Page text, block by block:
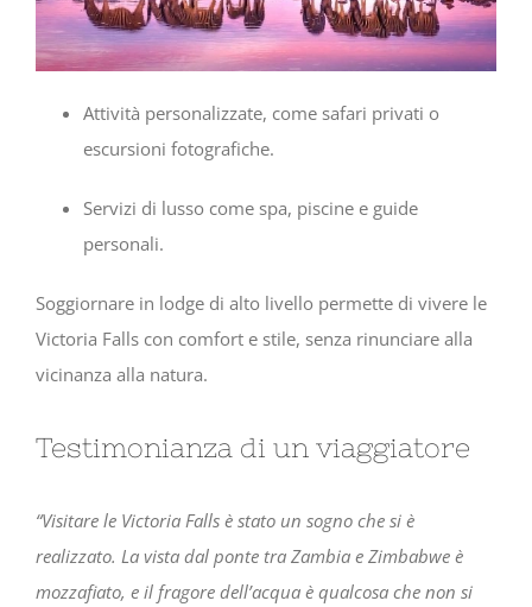
Attività personalizzate, come safari privati o
escursioni fotografiche.
Servizi di lusso come spa, piscine e guide
personali.
Soggiornare in lodge di alto livello permette di vivere le
Victoria Falls con comfort e stile, senza rinunciare alla
vicinanza alla natura.
Testimonianza di un viaggiatore
“Visitare le Victoria Falls è stato un sogno che si è
realizzato. La vista dal ponte tra Zambia e Zimbabwe è
mozzafiato, e il fragore dell’acqua è qualcosa che non si